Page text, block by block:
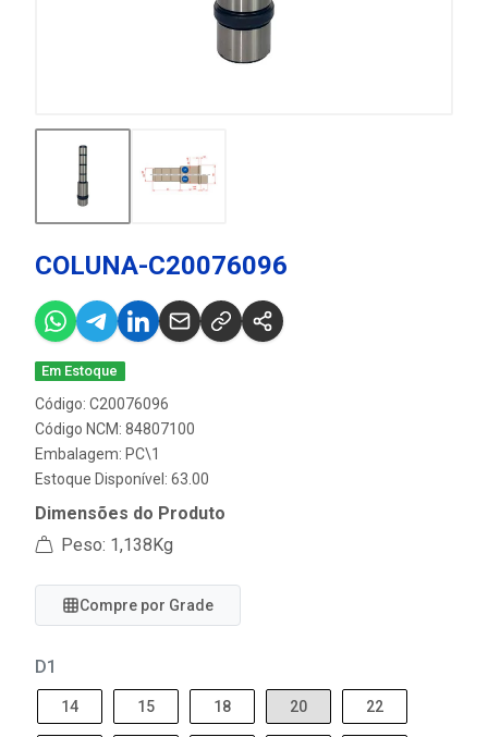
COLUNA-C20076096
Em Estoque
Código: C20076096
Código NCM: 84807100
Embalagem: PC\1
Estoque Disponível: 63.00
Dimensões do Produto
Peso: 1,138Kg
Compre por Grade
D1
14 15 18 20 22